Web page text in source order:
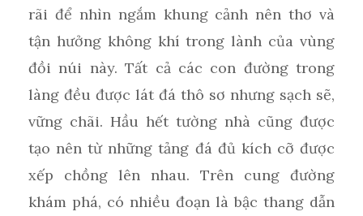
rãi để nhìn ngắm khung cảnh nên thơ và
tận hưởng không khí trong lành của vùng
đồi núi này. Tất cả các con đường trong
làng đều được lát đá thô sơ nhưng sạch sẽ,
vững chãi. Hầu hết tường nhà cũng được
tạo nên từ những tảng đá đủ kích cỡ được
xếp chồng lên nhau. Trên cung đường
khám phá, có nhiều đoạn là bậc thang dẫn